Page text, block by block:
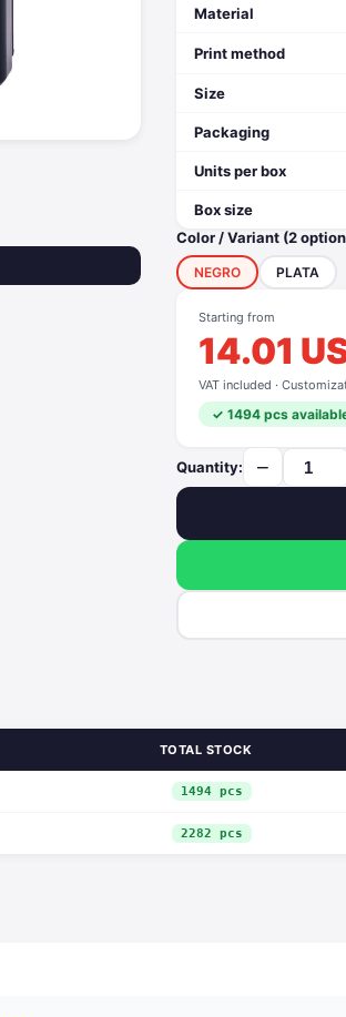
Material
Print method
Size
Packaging
Units per box
Box size
Color / Variant (2
NEGRO PLATA
Starting from
14.01
VAT included ·
✓ 1494 pcs
Quantity: −
TOTAL STOCK
1494 pcs
2282 pcs